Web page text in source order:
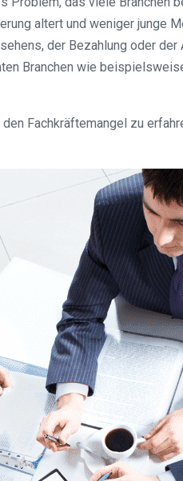
altert und weniger junge
der Bezahlung oder
Branchen wie
Fachkräftemangel zu